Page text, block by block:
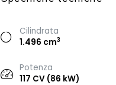
Cilindrata
1.496 cm3
Potenza
117 CV (86 kW)